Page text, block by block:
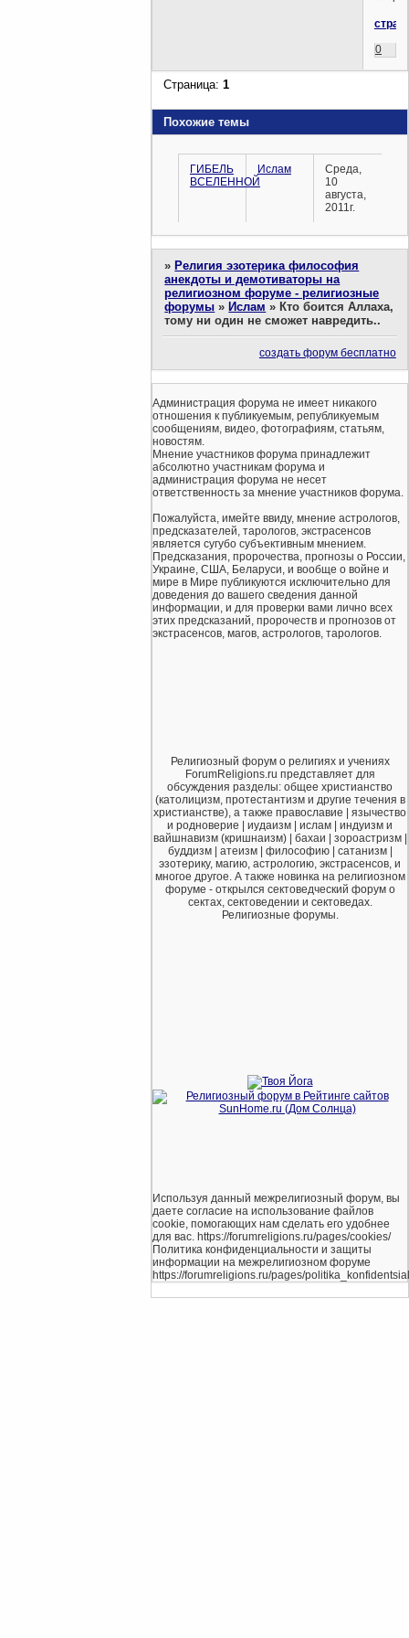
страх
0
Страница:1
Похожие темы
ГИБЕЛЬ
ВСЕЛЕННОЙ
Ислам
Среда,
10
августа,
2011г.
» Религия эзотерика философия
анекдоты и демотиваторы на
религиозном форуме - религиозные
форумы » Ислам » Кто боится Аллаха,
тому ни один не сможет навредить..
создать форум бесплатно
Администрация форума не имеет никакого
отношения к публикуемым, републикуемым
сообщениям, видео, фотографиям, статьям,
новостям.
Мнение участников форума принадлежит
абсолютно участникам форума и
администрация форума не несет
ответственность за мнение участников форума.
Пожалуйста, имейте ввиду, мнение астрологов,
предсказателей, тарологов, экстрасенсов
является сугубо субъективным мнением.
Предсказания, пророчества, прогнозы о России,
Украине, США, Беларуси, и вообще о войне и
мире в Мире публикуются исключительно для
доведения до вашего сведения данной
информации, и для проверки вами лично всех
этих предсказаний, пророчеств и прогнозов от
экстрасенсов, магов, астрологов, тарологов.
Религиозный форум о религиях и учениях
ForumReligions.ru представляет для
обсуждения разделы: общее христианство
(католицизм, протестантизм и другие течения в
христианстве), а также православие | язычество
и родноверие | иудаизм | ислам | индуизм и
вайшнавизм (кришнаизм) | бахаи | зороастризм |
буддизм | атеизм | философию | сатанизм |
эзотерику, магию, астрологию, экстрасенсов, и
многое другое. А также новинка на религиозном
форуме - открылся сектоведческий форум о
сектах, сектоведении и сектоведах.
Религиозные форумы.
Используя данный межрелигиозный форум, вы
даете согласие на использование файлов
cookie, помогающих нам сделать его удобнее
для вас. https://forumreligions.ru/pages/cookies/
Политика конфиденциальности и защиты
информации на межрелигиозном форуме
https://forumreligions.ru/pages/